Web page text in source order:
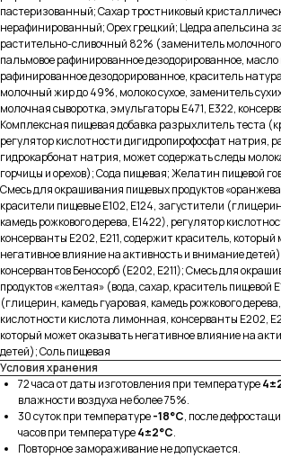
пастеризованный; Сахар тростниковый
нерафинированный; Орех грецкий; Цедра апельсина
растительно-сливочный 82% (заменитель
пальмовое рафинированное дезодорированное, масло
рафинированное дезодорированное, краситель
молочный жир до 49%, молоко сухое, заменитель
молочная сыворотка, эмульгаторы Е471, Е322,
Комплексная пищевая добавка разрыхлитель теста
регулятор кислотности дигидропирофосфат натрия,
гидрокарбонат натрия, может содержать следы
горчицы и орехов); Сода пищевая; Желатин пищевой
Смесь для окрашивания пищевых продуктов
красители пищевые Е102, Е124, загустители
камедь рожкового дерева, Е1422), регулятор
консерванты Е202, Е211, содержит краситель,
негативное влияние на активность и внимание
консервантов Беносорб (Е202, Е211); Смесь для
продуктов «желтая» (вода, сахар, краситель пищевой
(глицерин, камедь гуаровая, камедь рожкового
кислотности кислота лимонная, консерванты Е202,
который может оказывать негативное влияние на
детей); Соль пищевая
Условия хранения
72 часа от даты изготовления при температуре
влажности воздуха не более 75%.
30 суток при температуре-18°C, после
часов при температуре4±2°C.
Повторное замораживание не допускается.
В каталог
Заказать дегустацию
Контакты
b2b@fabrica-rf.ru
sales@fabrica-rf.ru
+7(911) 908-54-40
Меню
Каталог
О производстве
О компании
Партнерам
Вакансии
Доставка и оплата
Контакты